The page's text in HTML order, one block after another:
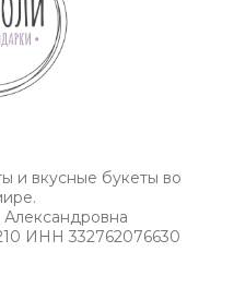
вкусные букеты во
ИНН 332762076630